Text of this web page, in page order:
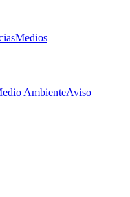
Medios
AmbienteAviso